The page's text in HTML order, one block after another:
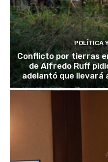
POLÍTICA
Conflicto por tierras
de Alfredo Ruff
adelantó que llevará